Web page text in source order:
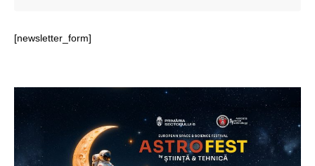
[newsletter_form]